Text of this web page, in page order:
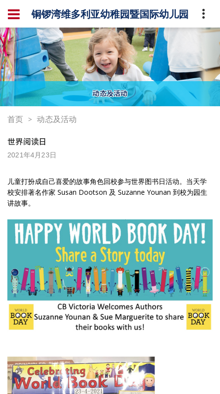
铜锣湾维多利亚幼稚园暨国际幼儿园
动态及活动
首页 动态及活动
世界阅读日
2021年4月23日
儿童打扮成自己喜爱的故事角色回校参与世界图书日活动。当天学
校安排著名作家 Susan Dootson 及 Suzanne Younan 到校为园生
讲故事。